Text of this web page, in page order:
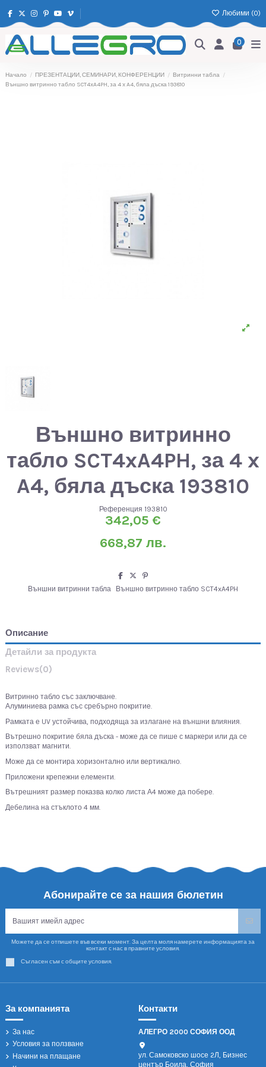
Любими (0)
0
Начало ПРЕЗЕНТАЦИИ, СЕМИНАРИ, КОНФЕРЕНЦИИ
Витринни табла
Външно витринно табло SCT4xA4PH, за 4 x A4, бяла дъска 193810
Външно витринно
табло SCT4xA4PH, за 4 x
A4, бяла дъска 193810
Референция 193810
342,05 €
668,87 лв.
Външни витринни табла Външно витринно табло SCT4xA4PH
Описание
Детайли за продукта
Reviews(0)
Витринно табло със заключване.
Алуминиева рамка със сребърно покритие.
Рамката е UV устойчива, подходяща за излагане на външни влияния.
Вътрешно покритие бяла дъска - може да се пише с маркери или да се
използват магнити.
Може да се монтира хоризонтално или вертикално.
Приложени крепежни елементи.
Вътрешният размер показва колко листа А4 може да побере.
Дебелина на стъклото 4 мм.
Абонирайте се за нашия бюлетин
Можете да се отпишете във всеки момент. За целта моля намерете информацията за
контакт с нас в правните условия.
Съгласен съм с общите условия.
За компанията
За нас
Условия за ползване
Начини на плащане
Контакти
АЛЕГРО 2000 СОФИЯ ООД
ул. Самоковско шосе 2Л, Бизнес
център Боила, София